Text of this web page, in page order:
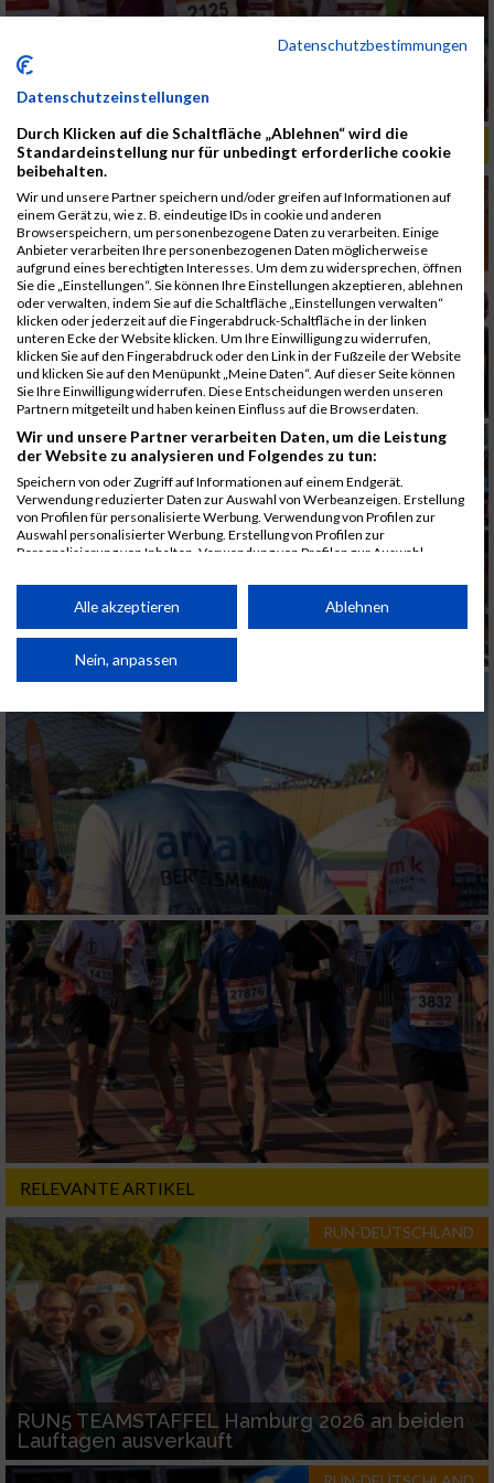
ALBUM B2RUN MÜNCHEN, B2RUN / 16.07.2019
RELEVANTE ARTIKEL
RUN-DEUTSCHLAND
RUN5 TEAMSTAFFEL Hamburg 2026 an beiden
Lauftagen ausverkauft
Datenschutzbestimmungen
Datenschutzeinstellungen
Durch Klicken auf die Schaltfläche „Ablehnen“ wird die
Standardeinstellung nur für unbedingt erforderliche cookie
beibehalten.
Wir und unsere Partner speichern und/oder greifen auf Informationen auf
einem Gerät zu, wie z. B. eindeutige IDs in cookie und anderen
Browserspeichern, um personenbezogene Daten zu verarbeiten. Einige
Anbieter verarbeiten Ihre personenbezogenen Daten möglicherweise
aufgrund eines berechtigten Interesses. Um dem zu widersprechen, öffnen
Sie die „Einstellungen“. Sie können Ihre Einstellungen akzeptieren, ablehnen
oder verwalten, indem Sie auf die Schaltfläche „Einstellungen verwalten“
klicken oder jederzeit auf die Fingerabdruck-Schaltfläche in der linken
unteren Ecke der Website klicken. Um Ihre Einwilligung zu widerrufen,
klicken Sie auf den Fingerabdruck oder den Link in der Fußzeile der Website
und klicken Sie auf den Menüpunkt „Meine Daten“. Auf dieser Seite können
Sie Ihre Einwilligung widerrufen. Diese Entscheidungen werden unseren
Partnern mitgeteilt und haben keinen Einfluss auf die Browserdaten.
Wir und unsere Partner verarbeiten Daten, um die Leistung
der Website zu analysieren und Folgendes zu tun:
Speichern von oder Zugriff auf Informationen auf einem Endgerät.
Verwendung reduzierter Daten zur Auswahl von Werbeanzeigen. Erstellung
von Profilen für personalisierte Werbung. Verwendung von Profilen zur
Auswahl personalisierter Werbung. Erstellung von Profilen zur
Personalisierung von Inhalten. Verwendung von Profilen zur Auswahl
Performance von Inhalten. Analyse von Zielgruppen durch Statistiken oder
Kombinationen von Daten aus verschiedenen Quellen. Entwicklung und
von Inhalten.
Daten können außerhalb der Europäischen Union weitergegeben und in die
Website/App.
Partnerliste anzeigen (1 IAB-Anbieter)
Wir nutzen Ihre Daten für folgende Zwecke:
IAB-Verarbeitungszwecke:
Speichern von oder Zugriff auf Informationen
auf einem Endgerät
Verwendung reduzierter Daten zur Auswahl
von Werbeanzeigen
Erstellung von Profilen für personalisierte
Werbung
Verwendung von Profilen zur Auswahl
personalisierter Werbung
Erstellung von Profilen zur Personalisierung
von Inhalten
Verwendung von Profilen zur Auswahl
personalisierter Inhalte
Messung der Werbeleistung
Messung der Performance von Inhalten
Analyse von Zielgruppen durch Statistiken
oder Kombinationen von Daten aus
verschiedenen Quellen
Alle akzeptieren Ablehnen
Nein, anpassen